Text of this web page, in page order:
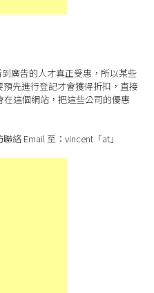
廣告的人才真正受惠，所以某些
先進行登記才會獲得折扣，直接
在這個網站，把這些公司的優惠
絡 Email 至：vincent「at」